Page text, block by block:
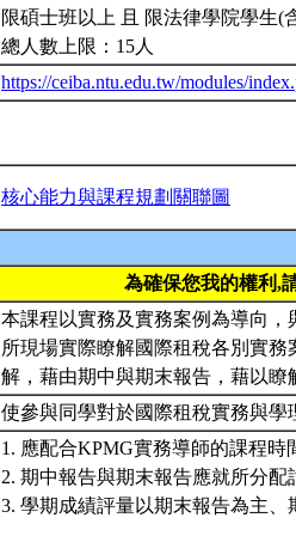
限碩士班以上 且 限法律學院學生(
總人數上限：15人
https://ceiba.ntu.edu.tw/modules/
核心能力與課程規劃關聯圖
為確保您我的權利,
本課程以實務及實務案例為導向
所現場實際瞭解國際租稅各別實
解，藉由期中與期末報告，藉以
使參與同學對於國際租稅實務與
1. 應配合KPMG實務導師的課程時
2. 期中報告與期末報告應就所分
3. 學期成績評量以期末報告為主